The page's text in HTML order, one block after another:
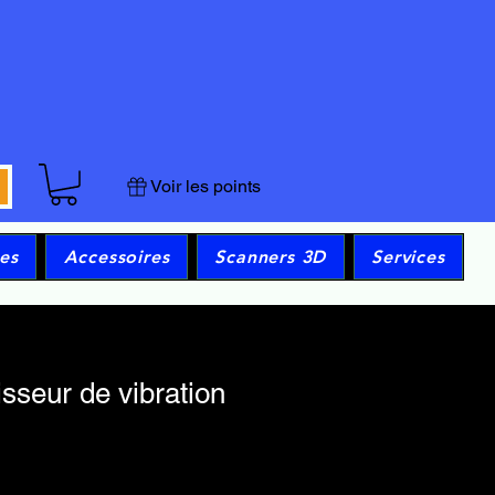
Voir les points
Accessoires Scanners 3D Services
de vibration